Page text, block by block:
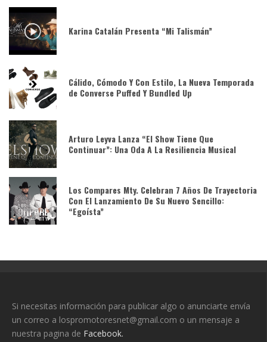
Karina Catalán Presenta “Mi Talismán”
Cálido, Cómodo Y Con Estilo, La Nueva Temporada
de Converse Puffed Y Bundled Up
Arturo Leyva Lanza “El Show Tiene Que
Continuar”: Una Oda A La Resiliencia Musical
Los Compares Mty. Celebran 7 Años De Trayectoria
Con El Lanzamiento De Su Nuevo Sencillo:
“Egoísta”
Si necesitas información para publicar algo o anunciarte envía
un correo a lospromotoresnet@gmail.com o un mensaje a
nuestra pagina de Facebook.